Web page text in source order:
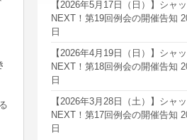
【2026年5月17日（日）】シャ
NEXT！第19回例会の開催告知
日
【2026年4月19日（日）】シャ
NEXT！第18回例会の開催告知
日
【2026年3月28日（土）】シャ
NEXT！第17回例会の開催告知
日